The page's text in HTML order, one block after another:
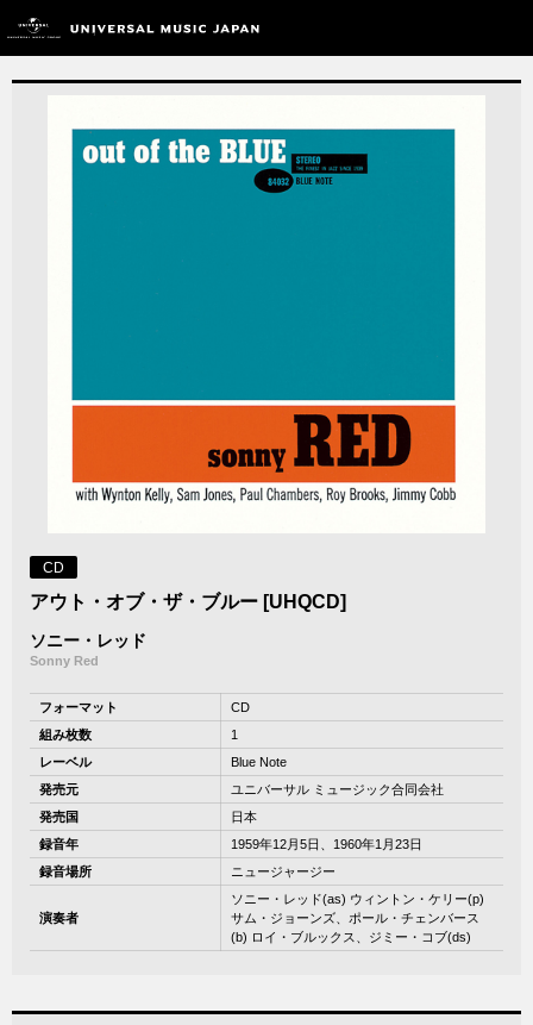
CD
アウト・オブ・ザ・ブルー [UHQCD]
ソニー・レッド
Sonny Red
フォーマット
CD
組み枚数
1
レーベル
Blue Note
発売元
ユニバーサル ミュージック合同会社
発売国
日本
録音年
1959年12月5日、1960年1月23日
録音場所
ニュージャージー
演奏者
ソニー・レッド(as) ウィントン・ケリー(p)
サム・ジョーンズ、ポール・チェンバース
(b) ロイ・ブルックス、ジミー・コブ(ds)